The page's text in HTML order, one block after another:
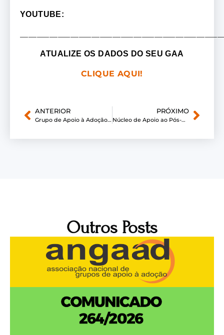
YOUTUBE:
ATUALIZE OS DADOS DO SEU GAA
CLIQUE AQUI!
ANTERIOR
Grupo de Apoio à Adoção “Laços de Ternura”
PRÓXIMO
Núcleo de Apoio ao Pós-Adoção “AMAR”
Outros Posts